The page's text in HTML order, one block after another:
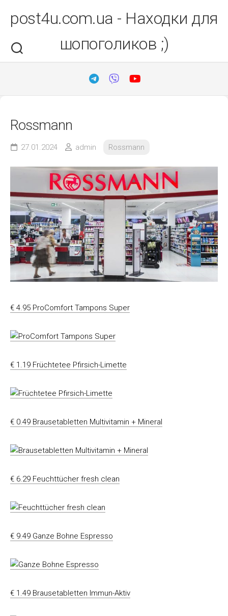
вмістуpost4u.com.ua - Находки для
шопоголиков ;)
Rossmann
27.01.2024 admin Rossmann
€ 4.95 ProComfort Tampons Super
€ 1.19 Früchtetee Pfirsich-Limette
€ 0.49 Brausetabletten Multivitamin + Mineral
€ 6.29 Feuchttücher fresh clean
€ 9.49 Ganze Bohne Espresso
€ 1.49 Brausetabletten Immun-Aktiv